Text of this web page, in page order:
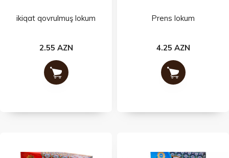
ikiqat qovrulmuş lokum
2.55 AZN
Prens lokum
4.25 AZN